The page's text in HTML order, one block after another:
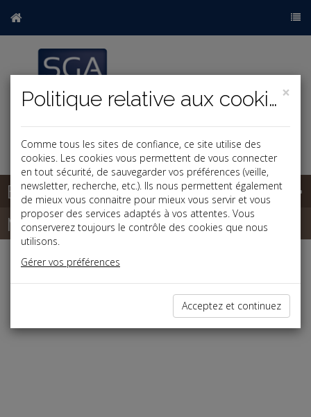
Base documentaire
Newsletter
Ce contenu est réservé aux Clients
connectez-vous.
×
Politique relative aux cookies
Comme tous les sites de confiance, ce site utilise des
cookies. Les cookies vous permettent de vous connecter
en tout sécurité, de sauvegarder vos préférences (veille,
newsletter, recherche, etc.). Ils nous permettent également
de mieux vous connaitre pour mieux vous servir et vous
proposer des services adaptés à vos attentes. Vous
conserverez toujours le contrôle des cookies que nous
utilisons.
Gérer vos préférences
Acceptez et continuez